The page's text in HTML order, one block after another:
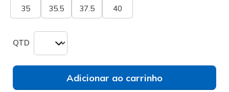
35 35.5 37.5 40
QTD
Adicionar ao carrinho